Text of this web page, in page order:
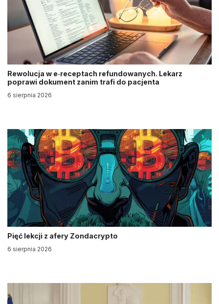
Rewolucja w e‑receptach refundowanych. Lekarz
poprawi dokument zanim trafi do pacjenta
6 sierpnia 2026
Pięć lekcji z afery Zondacrypto
6 sierpnia 2026